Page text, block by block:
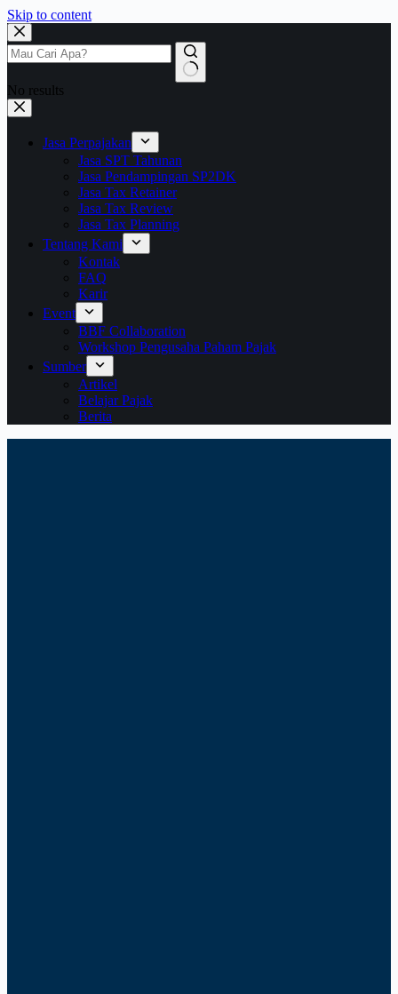
Skip to content
No results
Jasa Perpajakan
Jasa SPT Tahunan
Jasa Pendampingan SP2DK
Jasa Tax Retainer
Jasa Tax Review
Jasa Tax Planning
Tentang Kami
Kontak
FAQ
Karir
Event
BBF Collaboration
Workshop Pengusaha Paham Pajak
Sumber
Artikel
Belajar Pajak
Berita